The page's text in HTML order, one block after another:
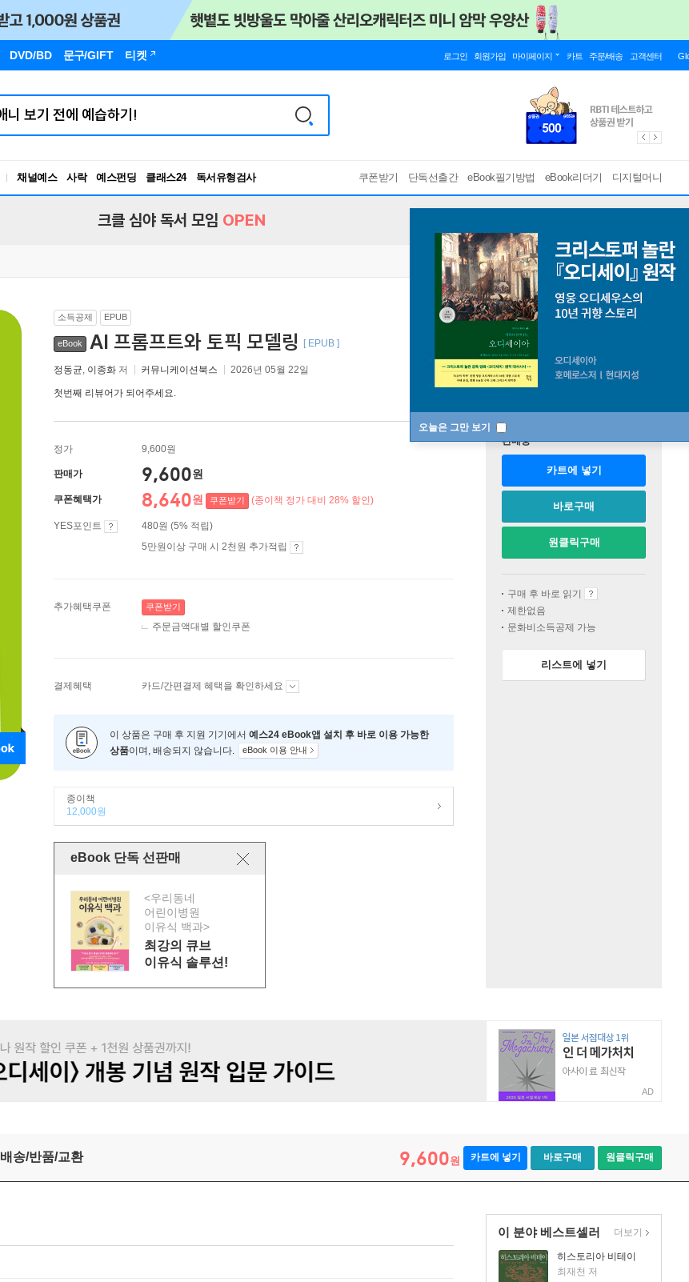
DVD/BD 문구/GIFT 티켓 로그인 회원가입 마이페이지 카트 주문/배송 고객센터
채널예스 사락 예스펀딩 클래스24
독서유형검사
RBTI Lab
쿠폰받기 단독선출간 eBook필기방법 eBook리더기 디지털머니
오늘은 그만 보기
크클 심야 독서 모임 OPEN
소득공제 EPUB
eBook AI 프롬프트와 토픽 모델링 [ EPUB ]
정동균, 이종화 저 커뮤니케이션북스 2026년 05월 22일
첫번째 리뷰어가 되어주세요.
정가 9,600원
판매가 9,600원
쿠폰혜택가 8,640원 쿠폰받기 (종이책 정가 대비 28% 할인)
YES포인트
480원 (5% 적립)
5만원이상 구매 시 2천원 추가적립
추가혜택쿠폰 쿠폰받기
주문금액대별 할인쿠폰
결제혜택 카드/간편결제 혜택을 확인하세요
이 상품은 구매 후 지원 기기에서 예스24 eBook앱 설치 후 바로 이용 가능한
상품이며, 배송되지 않습니다. eBook 이용 안내
종이책
12,000원
eBook 단독 선판매
<우리동네
어린이병원
이유식 백과>
최강의 큐브
이유식 솔루션!
판매중
카트에 넣기
바로구매
원클릭구매
구매 후 바로 읽기
제한없음
문화비소득공제 가능
리스트에 넣기
AD
배송/반품/교환 9,600원 카트에 넣기 바로구매 원클릭구매
이 분야 베스트셀러
히스토리아 비테이
최재천 저
더보기